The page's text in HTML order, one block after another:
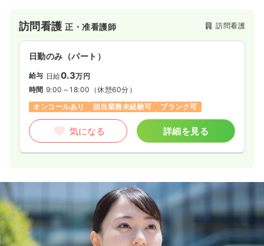
彩な在宅サービスと連携し、地域のお客様が住み慣れた家で自
立した生活を送れるよう包括的なサポートを行っています。認
知症や一人暮らしのお客様、あるいは毎日の医療処置が必要な
難病のお客様まで幅広く対応しており、主治医や多職種と密接
に連携しながら、一人ひとりの心に寄り添った看護を実践した
い方に最適な環境です。働く環境としては、ICT機器の導入や業
務手順の工夫による負担軽減に注力しているほか、エルダー・
メンター制度やキャリア面談などの相談機会が確保されてお
り、個々の成長を支えるバックアップ体制が整っています。
訪問看護正・准看護師 訪問看護
日勤のみ（パート）
給与 日給0.3万円
時間 9:00～18:00 （休憩60分）
オンコールあり
担当業務未経験可 ブランク可
気になる 詳細を見る